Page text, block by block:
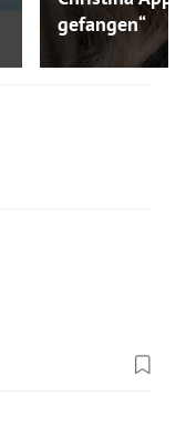
gefangen“